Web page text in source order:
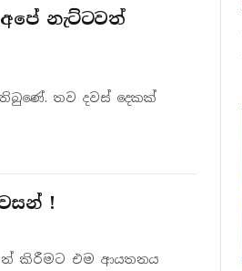
නැට්ටවත්
තව දවස් දෙකක්
!
කිරීමට එම ආයතනය